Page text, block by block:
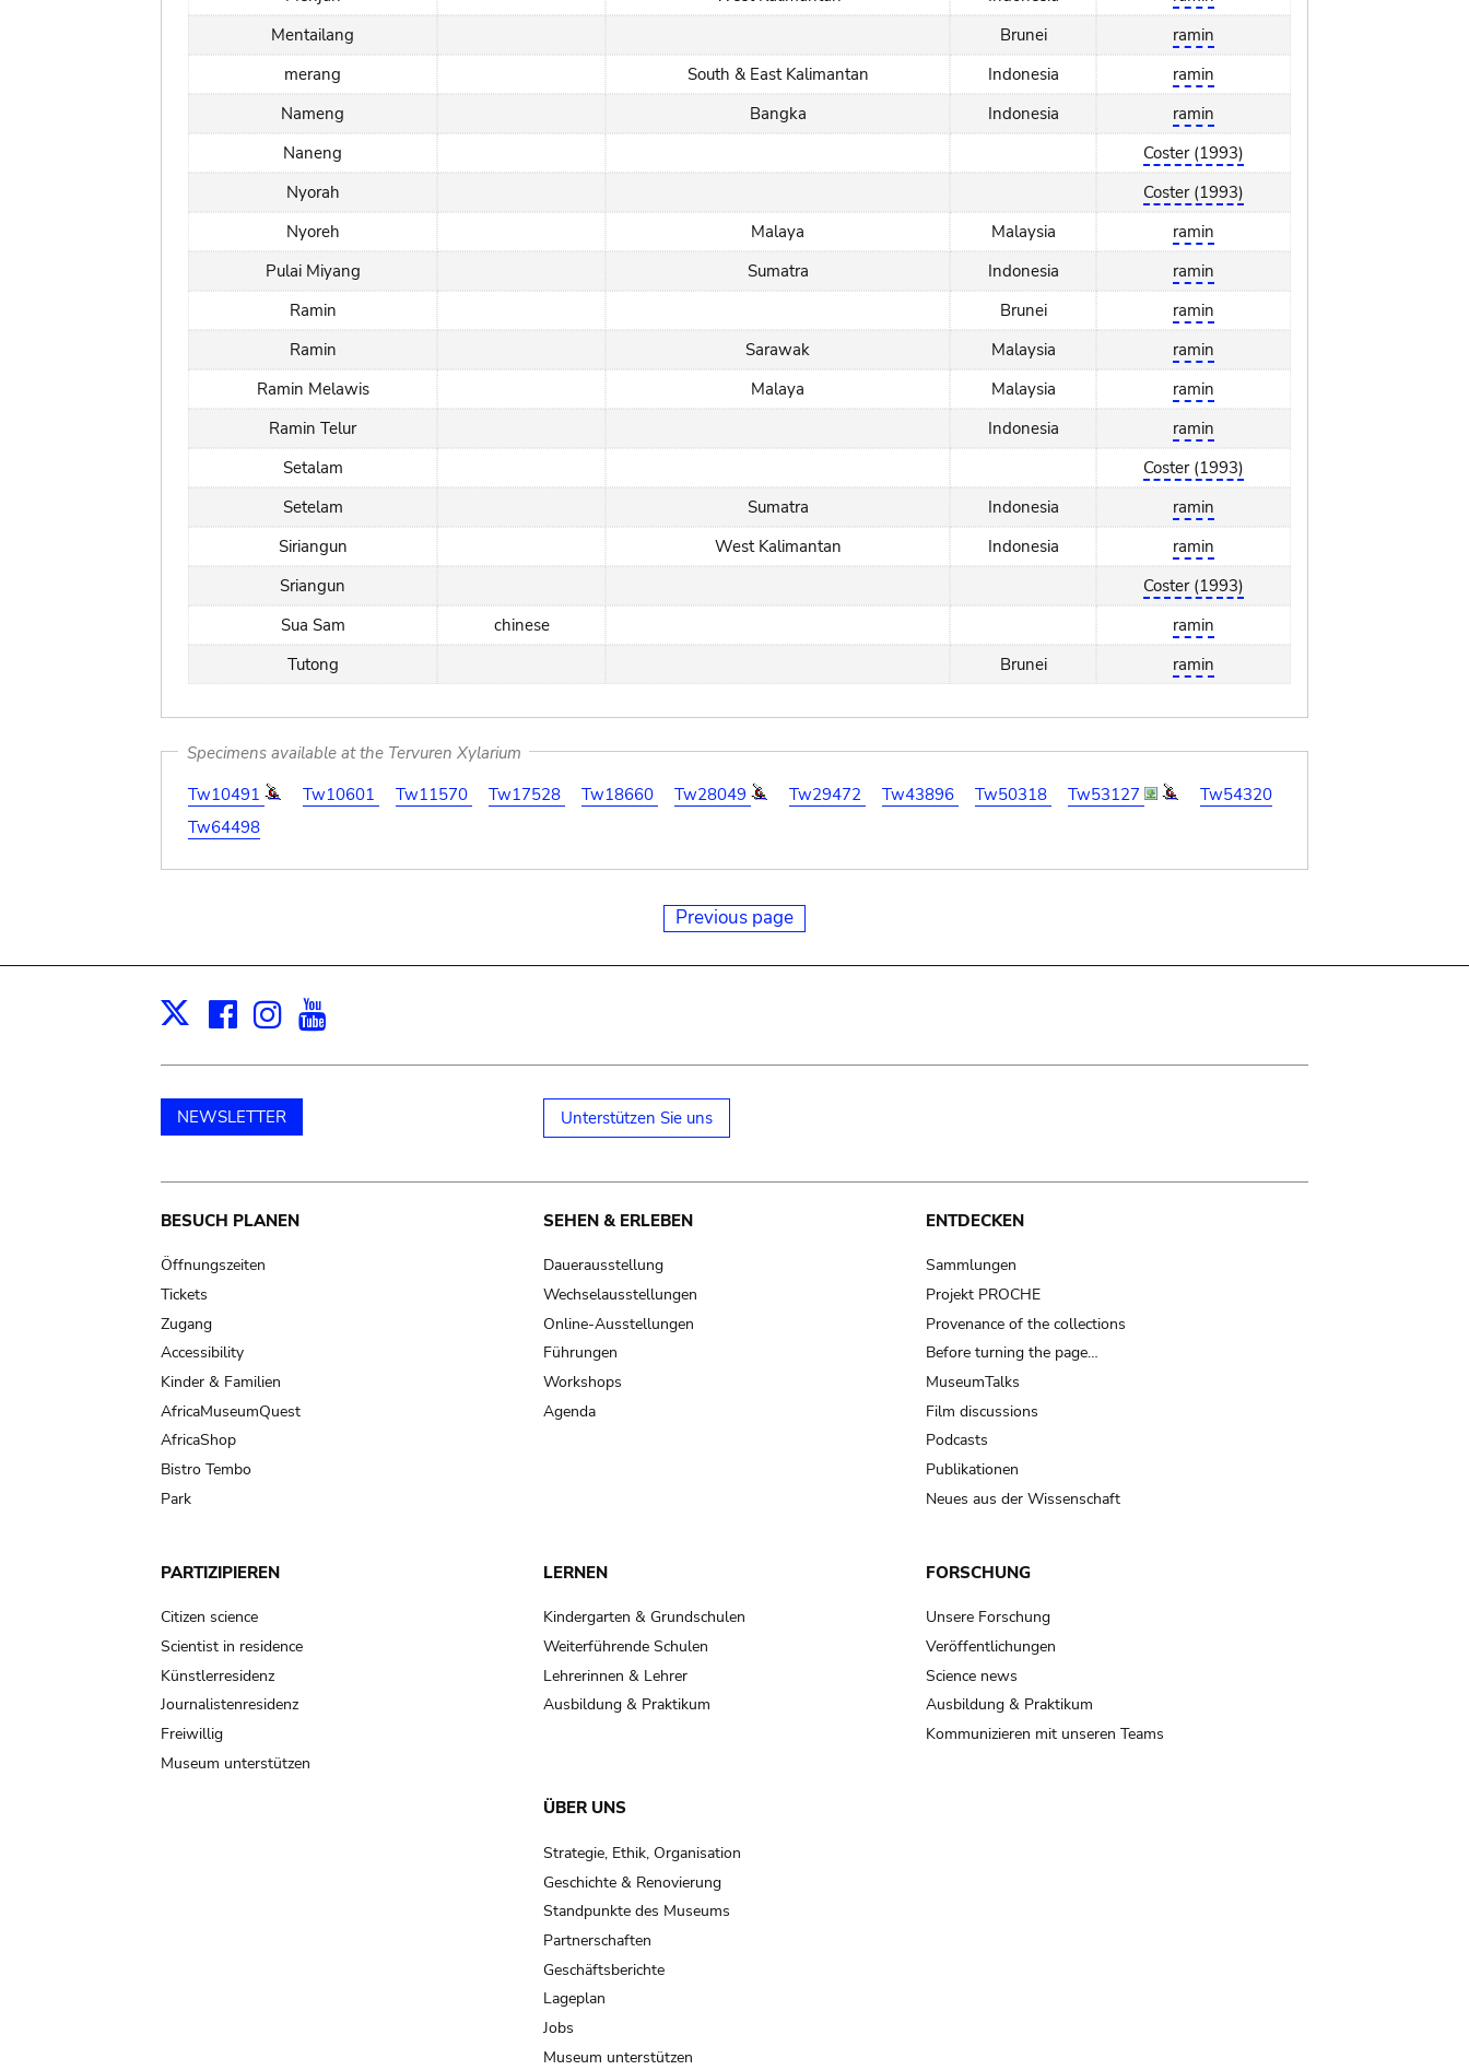
Mentailang
Brunei
ramin
merang
South & East Kalimantan Indonesia
ramin
Nameng
Bangka Indonesia
ramin
Naneng
Coster (1993)
Nyorah
Coster (1993)
Nyoreh
Malaya Malaysia
ramin
Pulai Miyang
Sumatra Indonesia
ramin
Ramin
Brunei
ramin
Ramin
Sarawak Malaysia
ramin
Ramin Melawis
Malaya Malaysia
ramin
Ramin Telur
Indonesia
ramin
Setalam
Coster (1993)
Setelam
Sumatra Indonesia
ramin
Siriangun
West Kalimantan Indonesia
ramin
Sriangun
Coster (1993)
Sua Sam
chinese
ramin
Tutong
Brunei ramin
Specimens available at the Tervuren Xylarium
Tw10491
Tw10601 Tw11570 Tw17528 Tw18660 Tw28049 Tw29472 Tw43896 Tw50318 Tw53127
Tw54320
Tw64498
Previous page
X Facebook
Instagram
NEWSLETTER Unterstützen Sie uns
Main
navigation
BESUCH PLANEN
Öffnungszeiten
Tickets
Zugang
Accessibility
Kinder & Familien
AfricaMuseumQuest
AfricaShop
Bistro Tembo
Park
SEHEN & ERLEBEN
Dauerausstellung
Wechselausstellungen
Online-Ausstellungen
Führungen
Workshops
Agenda
ENTDECKEN
Sammlungen
Projekt PROCHE
Provenance of the collections
Before turning the page…
MuseumTalks
Film discussions
Podcasts
Publikationen
Neues aus der Wissenschaft
PARTIZIPIEREN
Citizen science
Scientist in residence
Künstlerresidenz
Journalistenresidenz
Freiwillig
Museum unterstützen
LERNEN
Kindergarten & Grundschulen
Weiterführende Schulen
Lehrerinnen & Lehrer
Ausbildung & Praktikum
FORSCHUNG
Unsere Forschung
Veröffentlichungen
Science news
Ausbildung & Praktikum
Kommunizieren mit unseren Teams
ÜBER UNS
Strategie, Ethik, Organisation
Geschichte & Renovierung
Standpunkte des Museums
Partnerschaften
Geschäftsberichte
Lageplan
Jobs
Museum unterstützen